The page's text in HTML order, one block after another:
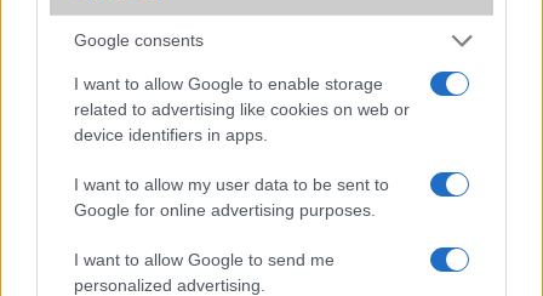
Google consents
I want to allow Google to enable storage
related to advertising like cookies on web or
device identifiers in apps.
I want to allow my user data to be sent to
Google for online advertising purposes.
I want to allow Google to send me
personalized advertising.
Új és Használt GSM kiemelt ajánlatok
Xiaomi 15T Pro